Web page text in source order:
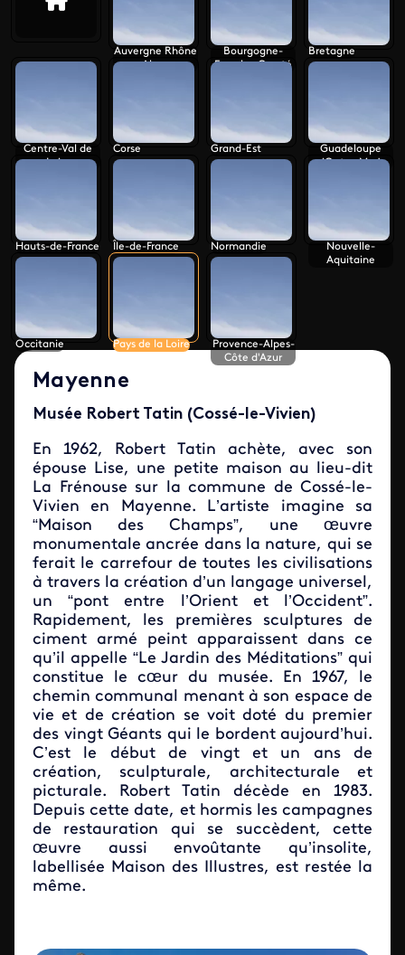
Auvergne Rhône
Alpes
Bourgogne-
Franche-Comté
Bretagne
Centre-Val de
Loire
Corse Grand-Est
Guadeloupe
(Outre-Mer)
Hauts-de-France Île-de-France Normandie
Nouvelle-
Aquitaine
Occitanie Pays de la Loire
Provence-Alpes-
Côte d'Azur
Mayenne
Musée Robert Tatin (Cossé-le-Vivien)
En 1962, Robert Tatin achète, avec son
épouse Lise, une petite maison au lieu-dit
La Frénouse sur la commune de Cossé-le-
Vivien en Mayenne. L’artiste imagine sa
“Maison des Champs”, une œuvre
monumentale ancrée dans la nature, qui se
ferait le carrefour de toutes les civilisations
à travers la création d’un langage universel,
un “pont entre l’Orient et l’Occident”.
Rapidement, les premières sculptures de
ciment armé peint apparaissent dans ce
qu’il appelle “Le Jardin des Méditations” qui
constitue le cœur du musée. En 1967, le
chemin communal menant à son espace de
vie et de création se voit doté du premier
des vingt Géants qui le bordent aujourd’hui.
C’est le début de vingt et un ans de
création, sculpturale, architecturale et
picturale. Robert Tatin décède en 1983.
Depuis cette date, et hormis les campagnes
de restauration qui se succèdent, cette
œuvre aussi envoûtante qu’insolite,
labellisée Maison des Illustres, est restée la
même.